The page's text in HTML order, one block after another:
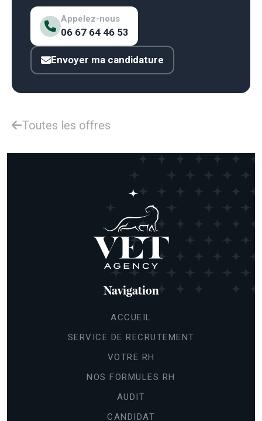
Appelez-nous
06 67 64 46 53
Envoyer ma candidature
Toutes les offres
Navigation
ACCUEIL
SERVICE DE RECRUTEMENT
VOTRE RH
NOS FORMULES RH
AUDIT
CANDIDAT